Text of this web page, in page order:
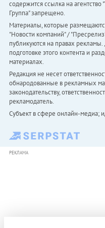
содержится ссылка на агентство
Группа" запрещено.
Материалы, которые
"Новости компаний" /
публикуются на правах рекламы.
подготовке этого контента и
материалах.
Редакция не несет
обнародованные в рекламных
законодательству,
рекламодатель.
Субъект в сфере онлайн-медиа;
РЕКЛАМА